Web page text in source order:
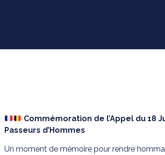
Commémoration de l’Appel du 18
Passeurs d’Hommes
Un moment de mémoire pour rendre